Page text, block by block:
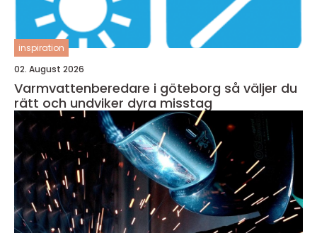
inspiration
02. August 2026
Varmvattenberedare i göteborg så väljer du
rätt och undviker dyra misstag